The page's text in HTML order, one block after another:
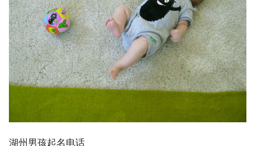
湖州男孩起名电话